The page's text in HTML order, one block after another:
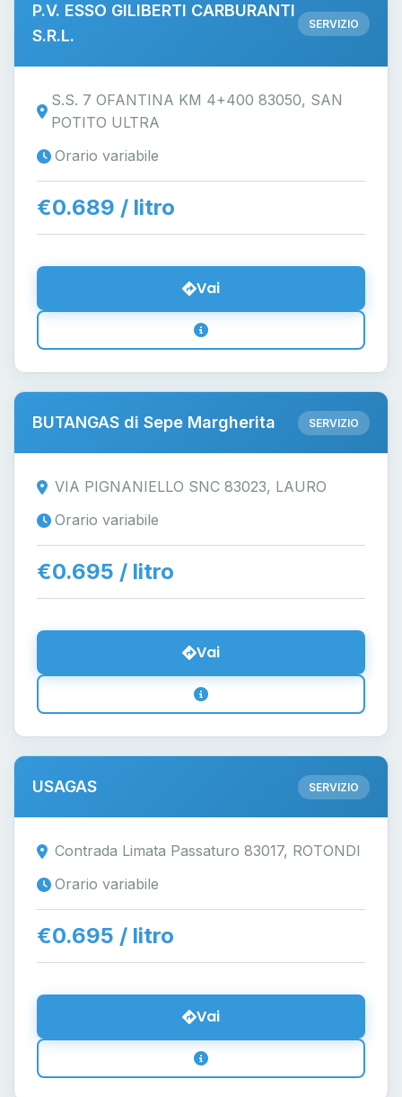
P.V. ESSO GILIBERTI CARBURANTI
S.R.L.
SERVIZIO
S.S. 7 OFANTINA KM 4+400 83050, SAN
POTITO ULTRA
Orario variabile
€0.689 / litro
Vai
BUTANGAS di Sepe Margherita SERVIZIO
VIA PIGNANIELLO SNC 83023, LAURO
Orario variabile
€0.695 / litro
Vai
USAGAS SERVIZIO
Contrada Limata Passaturo 83017, ROTONDI
Orario variabile
€0.695 / litro
Vai